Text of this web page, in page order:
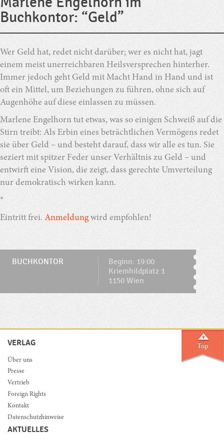
Buchkontor: “Geld”
Wer Geld hat, redet nicht darüber; wer es nicht hat, jagt
einem meist unerreichbaren Heilsversprechen hinterher.
Immer jedoch geht Geld mit Macht Hand in Hand und ist
oft ein Mittel, um Beziehungen zu führen, ohne sich auf
Augenhöhe auf diese einlassen zu müssen.
Marlene Engelhorn tut etwas, was so einigen Schweiß auf die
Stirn treibt: Als Erbin eines beträchtlichen Vermögens redet
sie über Geld – und besteht darauf, dass wir alle es tun. Sie
seziert mit spitzer Feder unser Verhältnis zu Geld – und
entwirft eine Vision, die zeigt, dass gerechte Umverteilung
nur demokratisch wirken kann.
*
Eintritt frei.Anmeldungwird empfohlen!
BUCHKONTOR
Beginn: 19:00
Kriemhildplatz 1
1150 Wien
VERLAG
Über uns
Presse
Vertrieb
Foreign Rights
Kontakt
Datenschutzhinweise
AKTUELLES